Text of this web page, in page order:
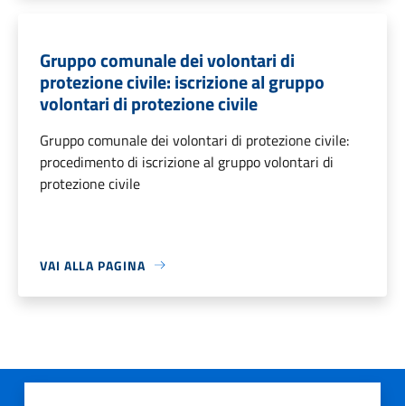
Gruppo comunale dei volontari di
protezione civile: iscrizione al gruppo
volontari di protezione civile
Gruppo comunale dei volontari di protezione civile:
procedimento di iscrizione al gruppo volontari di
protezione civile
VAI ALLA PAGINA